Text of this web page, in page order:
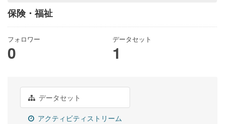
保険・福祉
フォロワー
0
データセット
1
データセット
アクティビティストリーム